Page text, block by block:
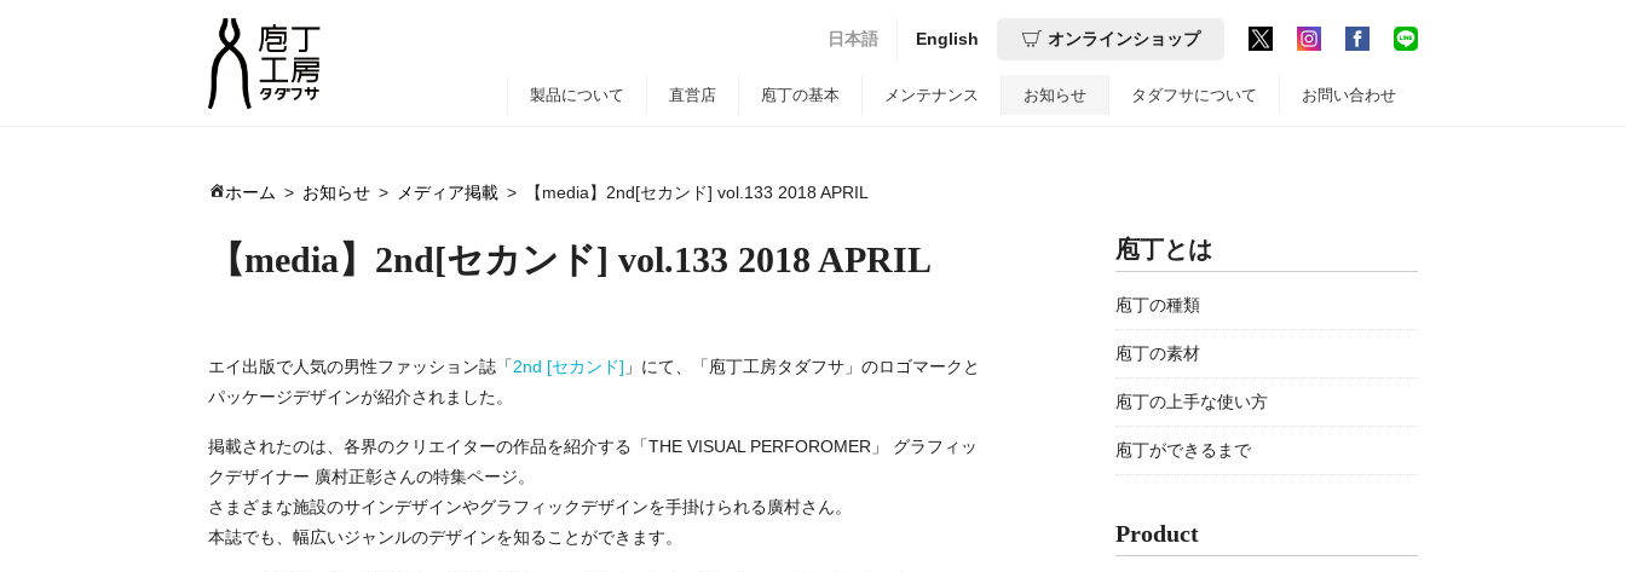
日本語 English オンラインショップ
製品について 直営店 庖丁の基本 メンテナンス お知らせ タダフサについて お問い合わせ
ホーム お知らせ メディア掲載 【media】2nd[セカンド] vol.133 2018 APRIL
【media】2nd[セカンド] vol.133 2018 APRIL
エイ出版で人気の男性ファッション誌「2nd [セカンド] 」にて、「庖丁工房タダフサ」のロゴマークと
パッケージデザインが紹介されました。
掲載されたのは、各界のクリエイターの作品を紹介する「THE VISUAL PERFOROMER」 グラフィッ
クデザイナー 廣村正彰さんの特集ページ。
さまざまな施設のサインデザインやグラフィックデザインを手掛けられる廣村さん。
本誌でも、幅広いジャンルのデザインを知ることができます。
庖丁とは
庖丁の種類
庖丁の素材
庖丁の上手な使い方
庖丁ができるまで
Product